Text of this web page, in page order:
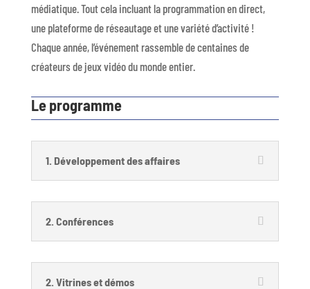
médiatique. Tout cela incluant la programmation en direct,
une plateforme de réseautage et une variété d’activité !
Chaque année, l’événement rassemble de centaines de
créateurs de jeux vidéo du monde entier.
Le programme
1. Développement des affaires
2. Conférences
2. Vitrines et démos